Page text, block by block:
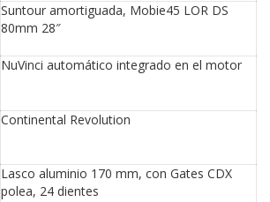
Suntour amortiguada, Mobie45 LOR DS
80mm 28″
NuVinci automático integrado en el motor
Continental Revolution
Lasco aluminio 170 mm, con Gates CDX
polea, 24 dientes